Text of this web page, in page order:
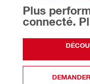
Plus
connecté.